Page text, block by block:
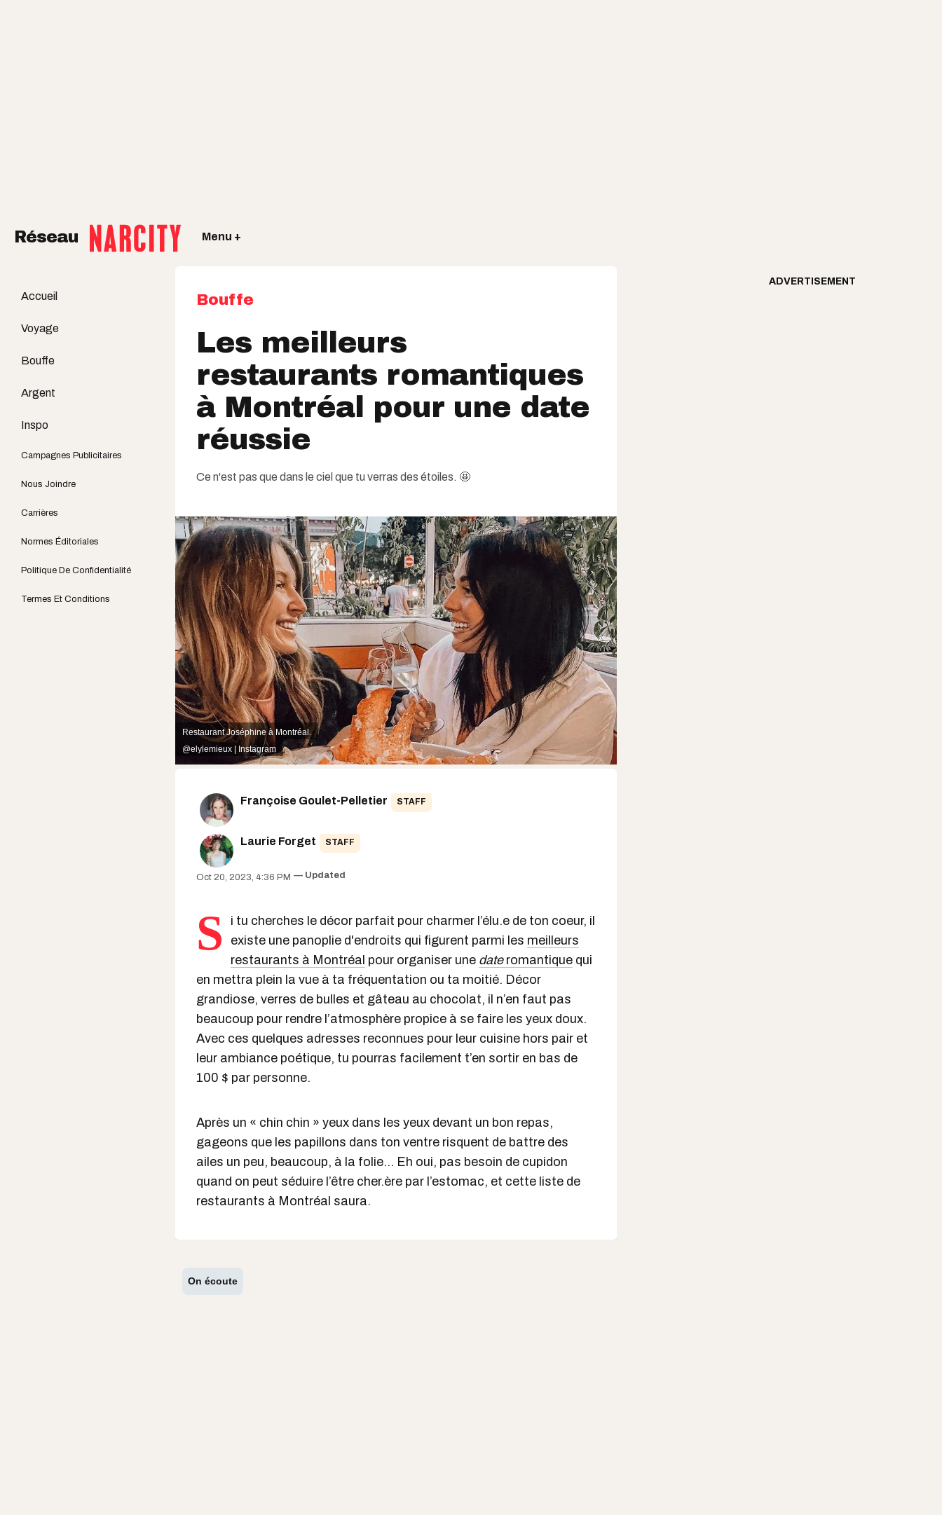
Réseau Menu +
Accueil
Voyage
Bouffe
Argent
Inspo
Campagnes Publicitaires
Nous Joindre
Carrières
Normes Éditoriales
Politique De Confidentialité
Termes Et Conditions
Bouffe
Les meilleurs
restaurants romantiques
à Montréal pour une date
réussie
Ce n'est pas que dans le ciel que tu verras des étoiles. 🤩
Restaurant Joséphine à Montréal.
@elylemieux | Instagram
Françoise Goulet-Pelletier STAFF
Laurie Forget STAFF
Oct 20, 2023, 4:36 PM Updated
S
i tu cherches le décor parfait pour charmer l’élu.e de ton coeur, il
existe une panoplie d'endroits qui figurent parmi les meilleurs
restaurants à Montréal pour organiser une dateromantique qui
en mettra plein la vue à ta fréquentation ou ta moitié. Décor
grandiose, verres de bulles et gâteau au chocolat, il n’en faut pas
beaucoup pour rendre l’atmosphère propice à se faire les yeux doux.
Avec ces quelques adresses reconnues pour leur cuisine hors pair et
leur ambiance poétique, tu pourras facilement t’en sortir en bas de
100 $ par personne.
Après un « chin chin » yeux dans les yeux devant un bon repas,
gageons que les papillons dans ton ventre risquent de battre des
ailes un peu, beaucoup, à la folie… Eh oui, pas besoin de cupidon
quand on peut séduire l’être cher.ère par l’estomac, et cette liste de
restaurants à Montréal saura.
On écoute
ADVERTISEMENT